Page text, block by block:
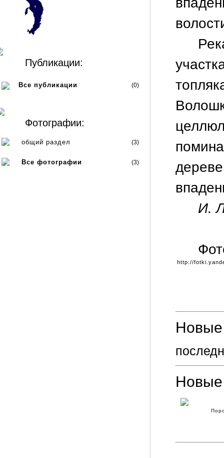
Публикации:
Все публикации (0)
Фотографии:
общий раздел (3)
Все фотографии (3)
И.
http://